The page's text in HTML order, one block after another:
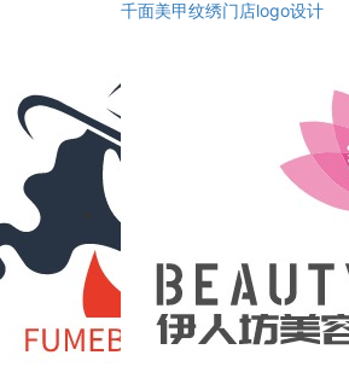
千面美甲纹绣门店logo设计